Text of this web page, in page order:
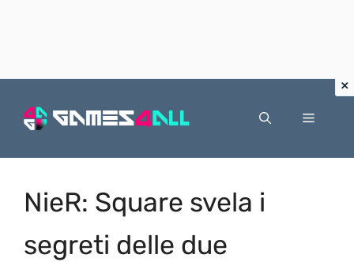
Menu
NieR: Square svela i
segreti delle due